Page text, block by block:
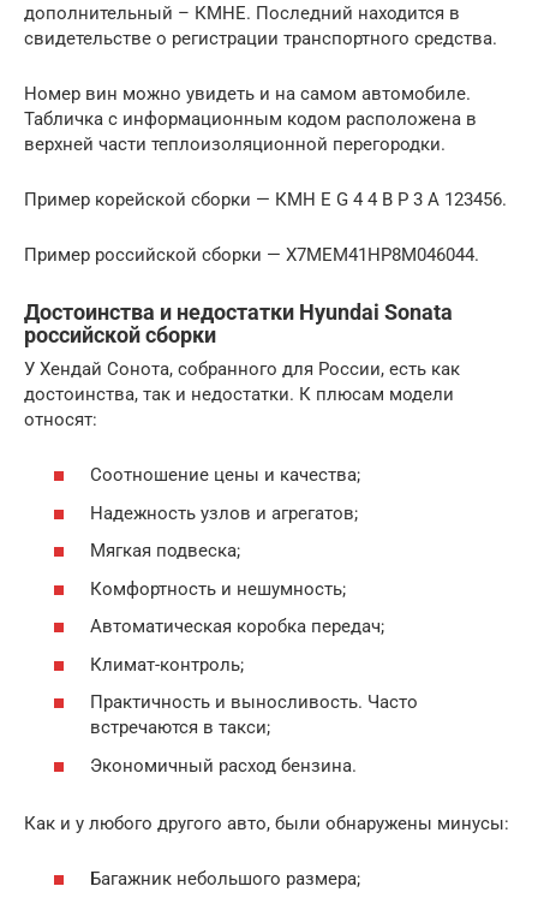
дополнительный – КМНЕ. Последний находится в
свидетельстве о регистрации транспортного средства.
Номер вин можно увидеть и на самом автомобиле.
Табличка с информационным кодом расположена в
верхней части теплоизоляционной перегородки.
Пример корейской сборки — КМН E G 4 4 B P 3 A 123456.
Пример российской сборки — Х7МЕМ41НР8М046044.
Достоинства и недостатки Hyundai Sonata
российской сборки
У Хендай Сонота, собранного для России, есть как
достоинства, так и недостатки. К плюсам модели
относят:
Соотношение цены и качества;
Надежность узлов и агрегатов;
Мягкая подвеска;
Комфортность и нешумность;
Автоматическая коробка передач;
Климат-контроль;
Практичность и выносливость. Часто
встречаются в такси;
Экономичный расход бензина.
Как и у любого другого авто, были обнаружены минусы:
Багажник небольшого размера;